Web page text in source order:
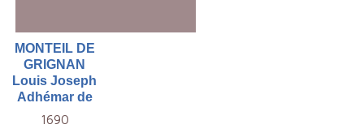
MONTEIL DE
GRIGNAN
Louis Joseph
Adhémar de
1690